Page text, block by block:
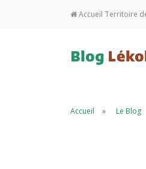
Accueil Territoire
Accueil Le Blog